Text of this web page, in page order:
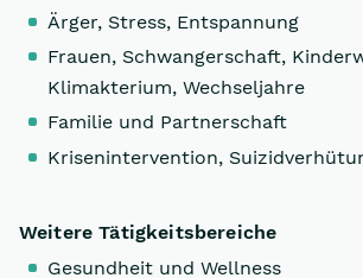
Ärger, Stress, Entspannung
Frauen, Schwangerschaft,
Klimakterium, Wechseljahre
Familie und Partnerschaft
Krisenintervention,
Weitere Tätigkeitsbereiche
Gesundheit und Wellness